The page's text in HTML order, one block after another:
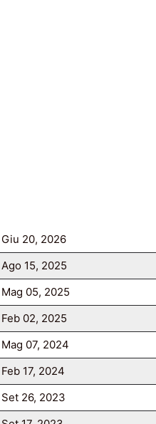
Giu 20, 2026
Ago 15, 2025
Mag 05, 2025
Feb 02, 2025
Mag 07, 2024
Feb 17, 2024
Set 26, 2023